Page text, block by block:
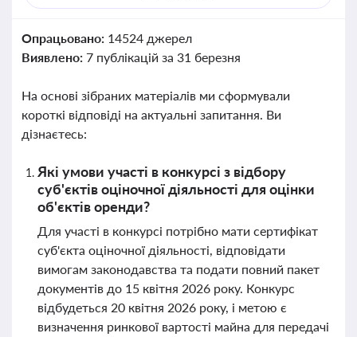
Опрацьовано: 14524 джерел
Виявлено: 7 публікацій за 31 березня
На основі зібраних матеріалів ми сформували
короткі відповіді на актуальні запитання. Ви
дізнаєтесь:
Які умови участі в конкурсі з відбору
суб'єктів оціночної діяльності для оцінки
об'єктів оренди?
Для участі в конкурсі потрібно мати сертифікат
суб'єкта оціночної діяльності, відповідати
вимогам законодавства та подати повний пакет
документів до 15 квітня 2026 року. Конкурс
відбудеться 20 квітня 2026 року, і метою є
визначення ринкової вартості майна для передачі